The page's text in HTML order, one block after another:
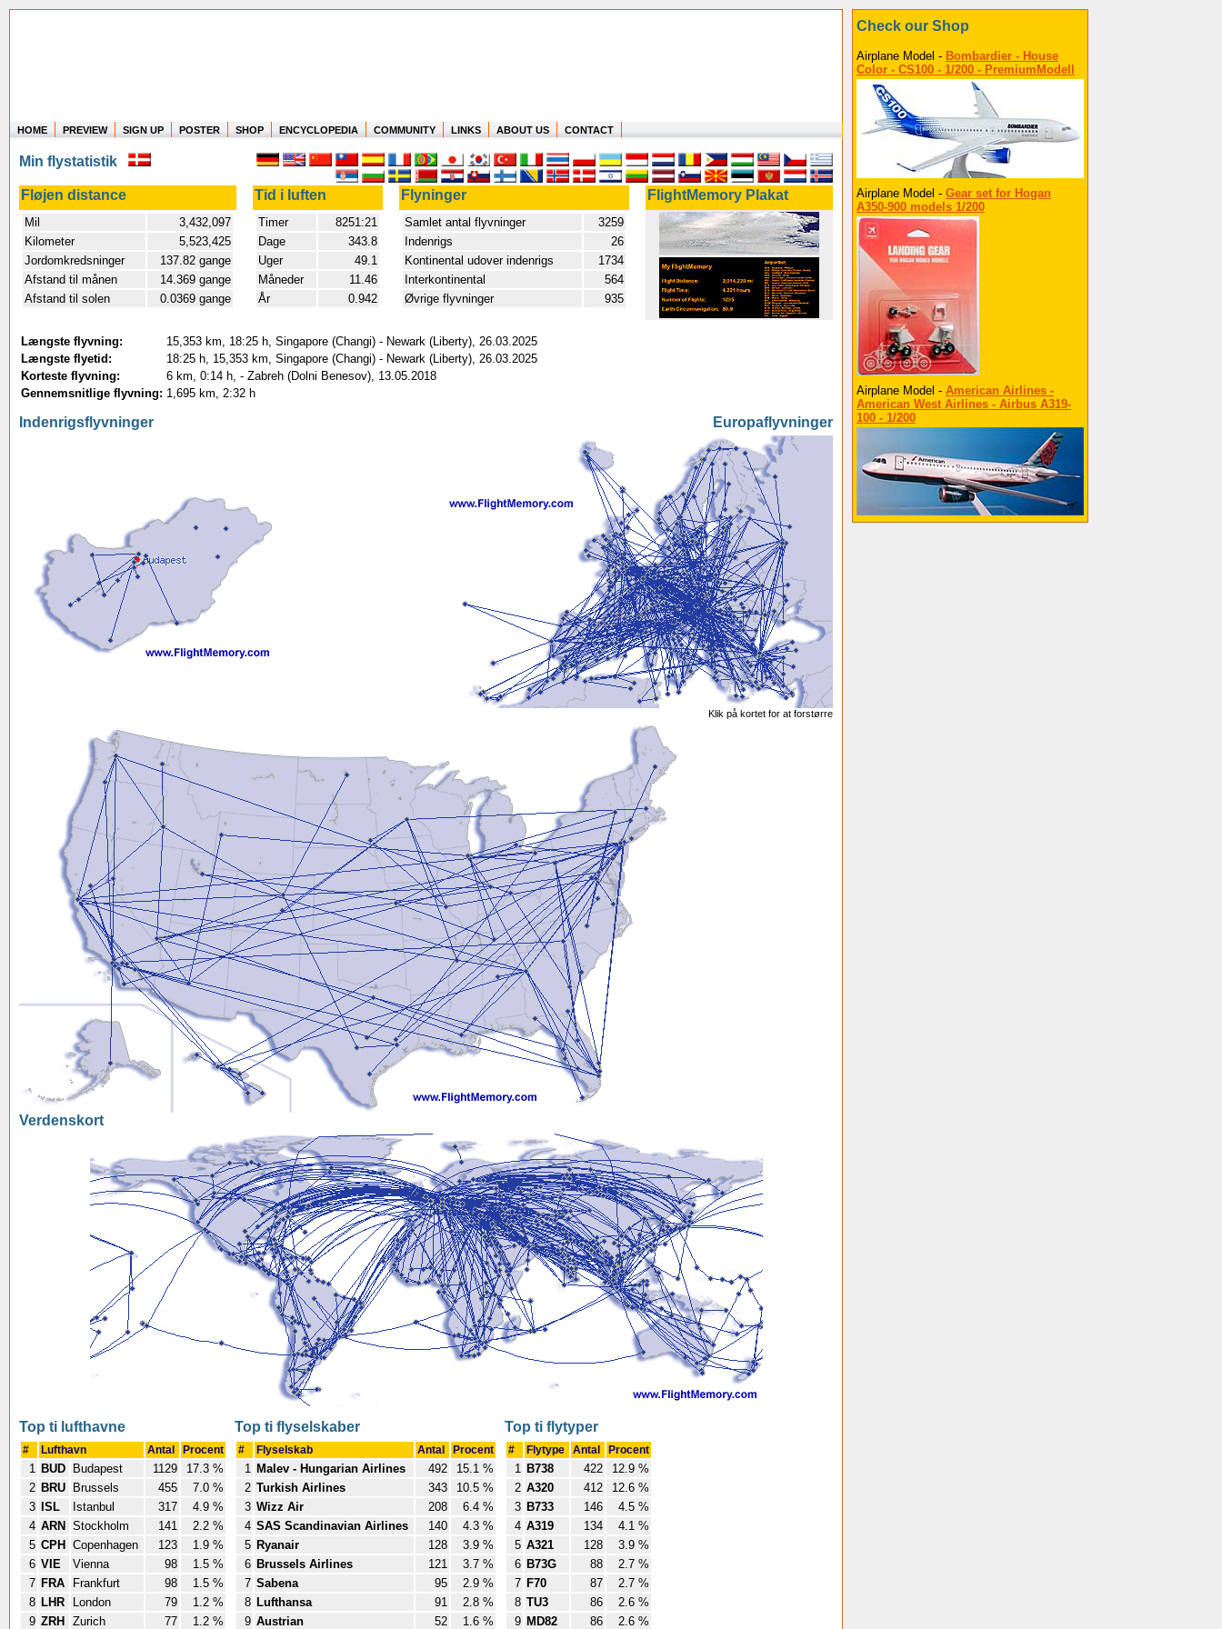
Where in the world have you flown?
How long have you been in the air?
Create your own FlightMemory and see!
HOME PREVIEW SIGN UP POSTER SHOP ENCYCLOPEDIA COMMUNITY LINKS ABOUT US CONTACT
Min flystatistik
Fløjen distance Tid i luften Flyninger FlightMemory Plakat
Mil
3,432,097
Kilometer
5,523,425
Jordomkredsninger
137.82 gange
Afstand til månen
14.369 gange
Afstand til solen
0.0369 gange
Timer
8251:21
Dage
343.8
Uger
49.1
Måneder
11.46
År
0.942
Samlet antal flyvninger
3259
Indenrigs
26
Kontinental udover indenrigs
1734
Interkontinental
564
Øvrige flyvninger
935
Længste flyvning:
15,353 km, 18:25 h, Singapore (Changi) - Newark (Liberty), 26.03.2025
Længste flyetid:
18:25 h, 15,353 km, Singapore (Changi) - Newark (Liberty), 26.03.2025
Korteste flyvning:
6 km, 0:14 h, - Zabreh (Dolni Benesov), 13.05.2018
Gennemsnitlige flyvning: 1,695 km, 2:32 h
Indenrigsflyvninger Europaflyvninger
Klik på kortet for at forstørre
Verdenskort
Top ti lufthavne
# Lufthavn Antal Procent
1 BUD Budapest 1129
17.3 %
2 BRU Brussels 455
7.0 %
3
ISL Istanbul 317
4.9 %
4 ARN Stockholm 141
2.2 %
5 CPH Copenhagen 123
1.9 %
6 VIE Vienna 98
1.5 %
7 FRA Frankfurt 98
1.5 %
8 LHR London 79
1.2 %
9 ZRH Zurich 77 1.2 %
Top ti flyselskaber
# Flyselskab Antal Procent
1 Malev - Hungarian Airlines 492
15.1 %
2 Turkish Airlines 343
10.5 %
3 Wizz Air 208
6.4 %
4 SAS Scandinavian Airlines 140
4.3 %
5 Ryanair 128
3.9 %
6 Brussels Airlines 121
3.7 %
7 Sabena 95
2.9 %
8 Lufthansa 91
2.8 %
9 Austrian 52 1.6 %
Top ti flytyper
# Flytype Antal Procent
1 B738 422
12.9 %
2 A320 412
12.6 %
3 B733 146
4.5 %
4 A319 134
4.1 %
5 A321 128
3.9 %
6 B73G 88
2.7 %
7 F70 87
2.7 %
8 TU3 86
2.6 %
9 MD82 86 2.6 %
Check our Shop
Airplane Model - Bombardier - House
Color - CS100 - 1/200 - PremiumModell
Airplane Model - Gear set for Hogan
A350-900 models 1/200
Airplane Model - American Airlines -
American West Airlines - Airbus A319-
100 - 1/200